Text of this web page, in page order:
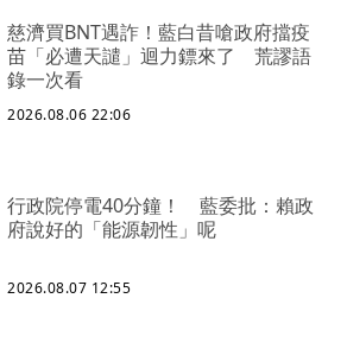
慈濟買BNT遇詐！藍白昔嗆政府擋疫
苗「必遭天譴」迴力鏢來了 荒謬語
錄一次看
2026.08.06 22:06
行政院停電40分鐘！ 藍委批：賴政
府說好的「能源韌性」呢
2026.08.07 12:55